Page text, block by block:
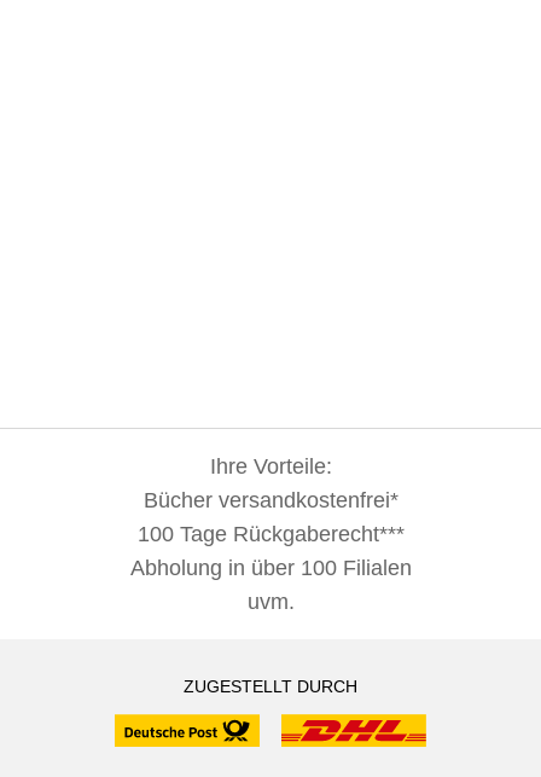
Ihre Vorteile:
Bücher versandkostenfrei*
100 Tage Rückgaberecht***
Abholung in über 100 Filialen
uvm.
ZUGESTELLT DURCH